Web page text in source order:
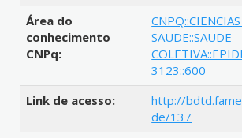
Área do
conhecimento
CNPq:
SAUDE::SAUDE
3123::600
Link de acesso:
http://
de/137